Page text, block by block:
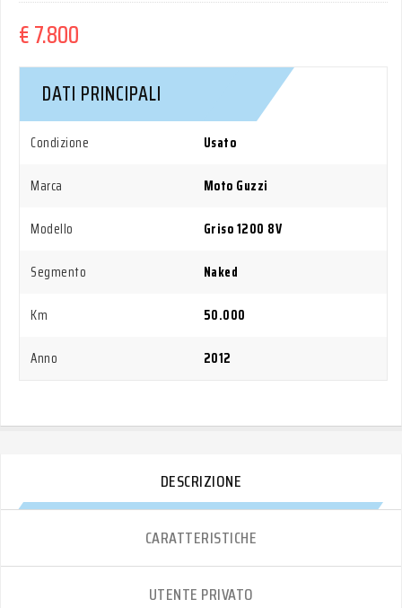
€ 7.800
DATI PRINCIPALI
Condizione
Usato
Marca
Moto Guzzi
Modello
Griso 1200 8V
Segmento
Naked
Km
50.000
Anno
2012
DESCRIZIONE
CARATTERISTICHE
UTENTE PRIVATO